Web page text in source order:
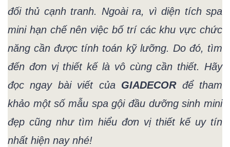
đối thủ cạnh tranh. Ngoài ra, vì diện tích spa
mini hạn chế nên việc bố trí các khu vực chức
năng cần được tính toán kỹ lưỡng. Do đó, tìm
đến đơn vị thiết kế là vô cùng cần thiết. Hãy
đọc ngay bài viết của GIADECOR để tham
khảo một số mẫu spa gội đầu dưỡng sinh mini
đẹp cũng như tìm hiểu đơn vị thiết kế uy tín
nhất hiện nay nhé!